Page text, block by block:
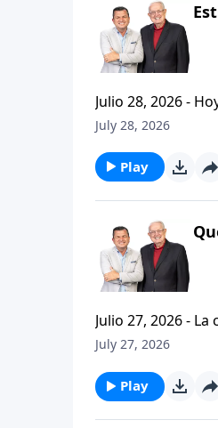
Julio 28, 2026 -
CRISTIANISMO
el pastor Carlos A.
July 28, 2026
Play
Julio 27, 2026 -
interpersonales cristianas y genuinas. Se
que significa
July 27, 2026
Play